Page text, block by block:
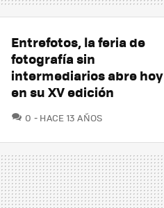
Entrefotos, la feria de
fotografía sin
intermediarios abre hoy
en su XV edición
0 COMENTARIOS
HACE 13 AÑOS